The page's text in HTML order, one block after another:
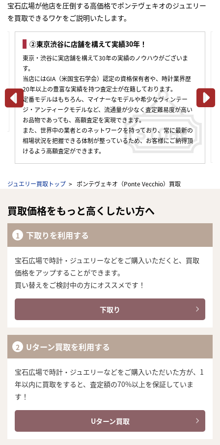
宝石広場が他店を圧倒する高価格でポンテヴェキオのジュエリー
を買取できるワケをご説明いたします。
②東京渋谷に店舗を構えて実績30年！
東京・渋谷に実店舗を構えて30年の実績のノウハウがございま
当店にはGIA（米国宝石学会）認定の資格保有者や、時計業界歴
20年以上の豊富な実績を持つ査定士が在籍しております。
定番モデルはもちろん、マイナーなモデルや希少なヴィンテー
ジ・アンティークモデルなど、流通量が少なく査定難易度が高い
お品物であっても、高額査定を実現できます。
また、世界中の業者とのネットワークを持っており、常に最新の
相場状況を把握できる体制が整っているため、お客様にご納得頂
けるよう高額査定ができます。
都内3店
です。
ビス」
ジュエリー買取トップ ポンテヴェキオ（Ponte Vecchio）買取
買取価格をもっと高くしたい方へ
下取りを利用する
宝石広場で時計・ジュエリーなどをご購入いただくと、買取
価格をアップすることができます。
買い替えをご検討中の方にオススメです！
下取り
Uターン買取を利用する
宝石広場で時計・ジュエリーなどをご購入いただいた方が、1
年以内に買取をすると、査定額の70%以上を保証していま
す！
Uターン買取